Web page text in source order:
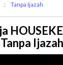
: Tanpa Ijazah